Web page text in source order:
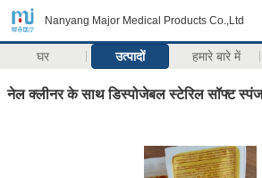
Nanyang Major Medical Products Co.,Ltd
घर उत्पादों हमारे बारे में
नेल क्लीनर के साथ डिस्पोजेबल स्टेरिल सॉफ्ट